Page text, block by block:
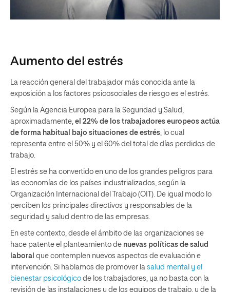
Aumento del estrés
La reacción general del trabajador más conocida ante la
exposición a los factores psicosociales de riesgo es el estrés.
Según la Agencia Europea para la Seguridad y Salud,
aproximadamente, el 22% de los trabajadores europeos actúa
de forma habitual bajo situaciones de estrés; lo cual
representa entre el 50% y el 60% del total de días perdidos de
trabajo.
El estrés se ha convertido en uno de los grandes peligros para
las economías de los países industrializados, según la
Organización Internacional del Trabajo (OIT). De igual modo lo
perciben los principales directivos y responsables de la
seguridad y salud dentro de las empresas.
En este contexto, desde el ámbito de las organizaciones se
hace patente el planteamiento de nuevas políticas de salud
laboral que contemplen nuevos aspectos de evaluación e
intervención. Si hablamos de promover la salud mental y el
bienestar psicológico de los trabajadores, ya no basta con la
revisión de las instalaciones y de los equipos de trabajo, y de la